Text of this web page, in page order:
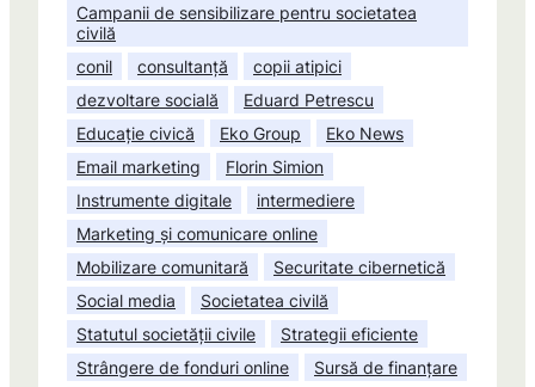
Campanii de sensibilizare pentru societatea
civilă
conil
consultanță
copii atipici
dezvoltare socială
Eduard Petrescu
Educație civică
Eko Group
Eko News
Email marketing
Florin Simion
Instrumente digitale
intermediere
Marketing și comunicare online
Mobilizare comunitară
Securitate cibernetică
Social media
Societatea civilă
Statutul societății civile
Strategii eficiente
Strângere de fonduri online
Sursă de finanțare